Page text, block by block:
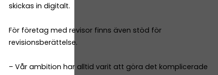
skickas in digitalt.
För företag med revisor finns även stöd för
revisionsberättelse.
– Vår ambition har alltid varit att göra det komplicerade